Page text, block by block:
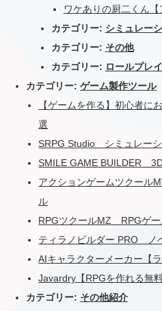
ワケありの厨二くん【
カテゴリー: シミュレー
カテゴリー: その他
カテゴリー: ロールプレ
カテゴリー:ゲーム製作ツール
【ゲームを作る】初心者に
選
SRPG Studio シミュレー
SMILE GAME BUILDER
アクションゲームツクール
ル
RPGツクールMZ RPGゲー
ティラノビルダー PRO ノ
AIキャラクターメーカー【
Javardry【RPGを作れる無料
カテゴリー: その他紹介